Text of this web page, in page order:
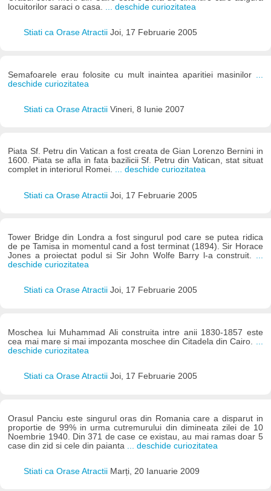
locuitorilor saraci o casa.
... deschide curiozitatea
Stiati ca Orase Atractii Joi, 17 Februarie 2005
Semafoarele erau folosite cu mult inaintea aparitiei masinilor
deschide curiozitatea
Stiati ca Orase Atractii Vineri, 8 Iunie 2007
Piata Sf. Petru din Vatican a fost creata de Gian Lorenzo Bernini in
1600. Piata se afla in fata bazilicii Sf. Petru din Vatican, stat situat
complet in interiorul Romei. ... deschide curiozitatea
Stiati ca Orase Atractii Joi, 17 Februarie 2005
Tower Bridge din Londra a fost singurul pod care se putea ridica
de pe Tamisa in momentul cand a fost terminat (1894). Sir Horace
Jones a proiectat podul si Sir John Wolfe Barry l-a construit. ...
deschide curiozitatea
Stiati ca Orase Atractii Joi, 17 Februarie 2005
Moschea lui Muhammad Ali construita intre anii 1830-1857 este
cea mai mare si mai impozanta moschee din Citadela din Cairo.
deschide curiozitatea
Stiati ca Orase Atractii Joi, 17 Februarie 2005
Orasul Panciu este singurul oras din Romania care a disparut in
proportie de 99% in urma cutremurului din dimineata zilei de 10
Noembrie 1940. Din 371 de case ce existau, au mai ramas doar 5
case din zid si cele din paianta
... deschide curiozitatea
Stiati ca Orase Atractii Marți, 20 Ianuarie 2009